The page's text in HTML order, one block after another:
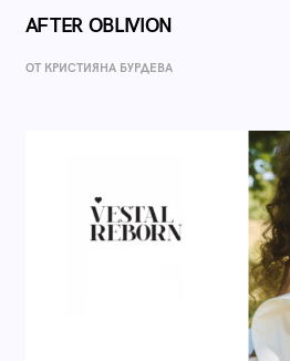
AFTER OBLIVION
ОТ КРИСТИЯНА БУРДЕВА